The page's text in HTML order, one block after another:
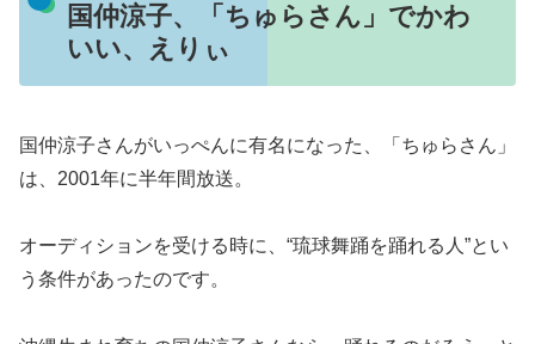
国仲涼子、「ちゅらさん」でかわ
いい、えりぃ
国仲涼子さんがいっぺんに有名になった、「ちゅらさん」
は、2001年に半年間放送。
オーディションを受ける時に、“琉球舞踊を踊れる人”とい
う条件があったのです。